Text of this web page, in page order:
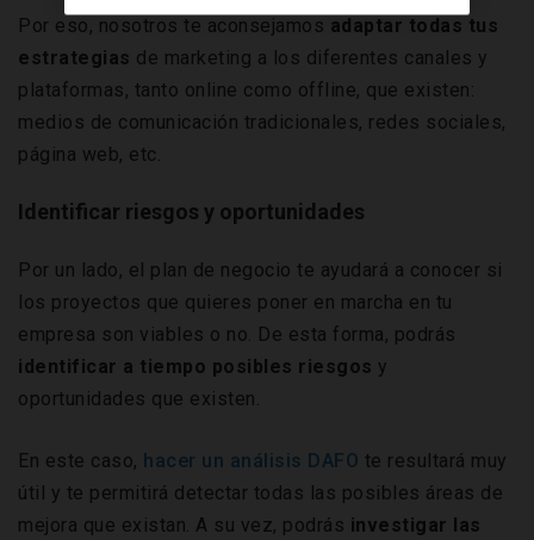
Por eso, nosotros te aconsejamos adaptar todas tus
estrategias de marketing a los diferentes canales y
plataformas, tanto online como offline, que existen:
medios de comunicación tradicionales, redes sociales,
página web, etc.
Identificar riesgos y oportunidades
Por un lado, el plan de negocio te ayudará a conocer si
los proyectos que quieres poner en marcha en tu
empresa son viables o no. De esta forma, podrás
identificar a tiempo posibles riesgos y
oportunidades que existen.
En este caso, hacer un análisis DAFO te resultará muy
útil y te permitirá detectar todas las posibles áreas de
mejora que existan. A su vez, podrás investigar las